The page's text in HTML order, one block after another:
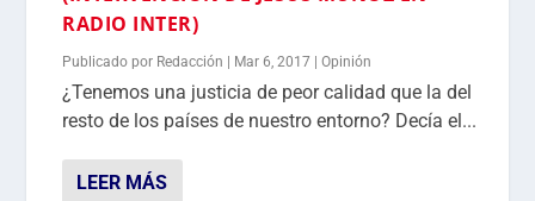
RADIO INTER)
Publicado por Redacción Mar 6, 2017 |Opinión
¿Tenemos una justicia de peor calidad que la del
resto de los países de nuestro entorno? Decía el...
LEER MÁS